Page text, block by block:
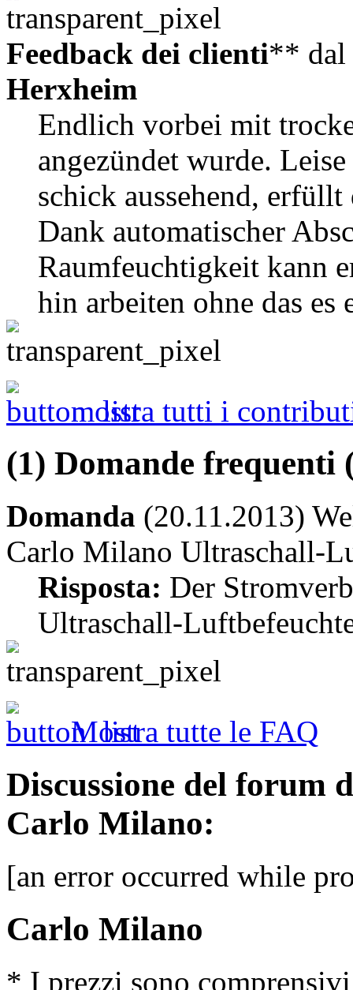
Feedback dei clienti** dal
Herxheim
Endlich vorbei mit
angezündet wurde.
schick aussehend,
Dank automatischer
Raumfeuchtigkeit kann
hin arbeiten ohne das
mostra tutti i
(1) Domande
Domanda (20.11.2013)
Carlo Milano Ultraschall-
Risposta: Der
Ultraschall-
Mostra tutte le FAQ
Discussione del forum
Carlo Milano:
[an error occurred while
Carlo Milano
* I prezzi sono